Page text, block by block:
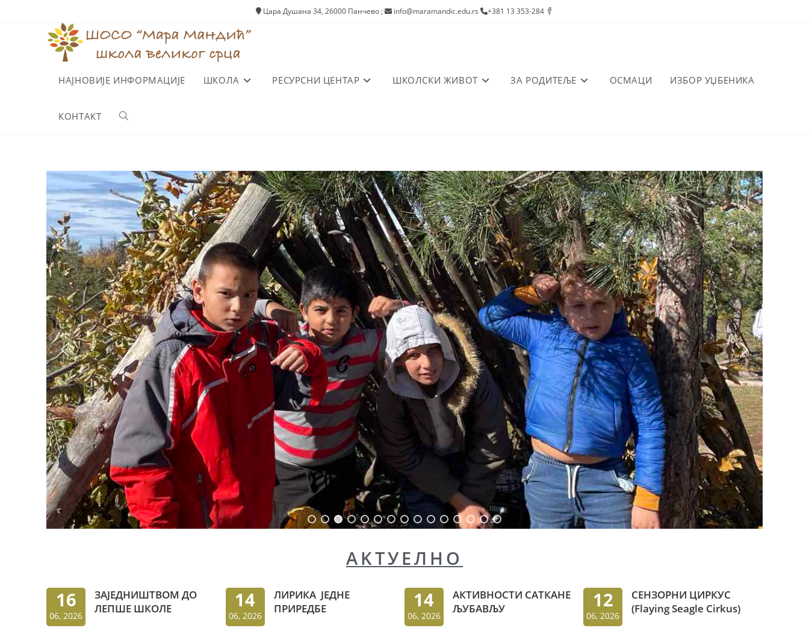
Цара Душана 34, 26000 Панчево ; info@maramandic.edu.rs +381 13 353-284
НАЈНОВИЈЕ ИНФОРМАЦИЈЕ ШКОЛА РЕСУРСНИ ЦЕНТАР ШКОЛСКИ ЖИВОТ ЗА РОДИТЕЉЕ ОСМАЦИ ИЗБОР УЏБЕНИКА
КОНТАКТ
AKTУEЛНО
16
06, 2026
ЗАЈЕДНИШТВОМ ДО
ЛЕПШЕ ШКОЛЕ
14
06, 2026
ЛИРИКА ЈЕДНЕ
ПРИРЕДБЕ
14
06, 2026
АКТИВНОСТИ САТКАНЕ
ЉУБАВЉУ
12
06, 2026
СЕНЗОРНИ ЦИРКУС
(Flaying Seagle Cirkus)